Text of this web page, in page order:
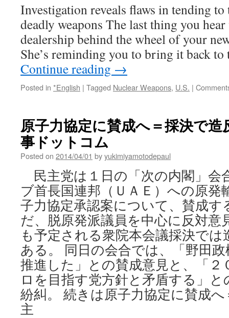
Investigation reveals flaws in tending to
deadly weapons The last thing you
dealership behind the wheel of your
She’s reminding you to bring it back
Continue reading →
Posted in *English | Tagged Nuclear Weapons, U.S. |
原子力協定に賛成へ＝採決で
事ドットコム
Posted on 2014/04/01 byyukimiyamotodepaul
民主党は１日の「次の内閣」会
ブ首長国連邦（ＵＡＥ）への原発
子力協定承認案について、賛成す
だ、脱原発派議員を中心に反対意
も予定される衆院本会議採決で
ある。 同日の会合では、「野田
推進した」との賛成意見と、「２
ロを目指す党方針と矛盾する」
紛糾。 続きは原子力協定に賛成
主